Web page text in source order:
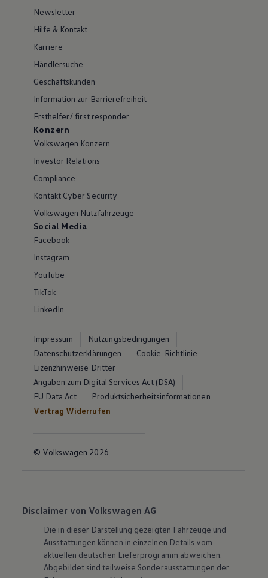
Newsletter
Hilfe & Kontakt
Karriere
Händlersuche
Geschäftskunden
Information zur Barrierefreiheit
Ersthelfer/ first responder
Konzern
Volkswagen Konzern
Investor Relations
Compliance
Kontakt Cyber Security
Volkswagen Nutzfahrzeuge
Social Media
Facebook
Instagram
YouTube
TikTok
LinkedIn
Impressum
Nutzungsbedingungen
Datenschutzerklärungen
Cookie-Richtlinie
Lizenzhinweise Dritter
Angaben zum Digital Services Act (DSA)
EU Data Act
Produktsicherheitsinformationen
Vertrag Widerrufen
© Volkswagen 2026
Disclaimer von Volkswagen AG
Die in dieser Darstellung gezeigten Fahrzeuge und
Ausstattungen können in einzelnen Details vom
aktuellen deutschen Lieferprogramm abweichen.
Abgebildet sind teilweise Sonderausstattungen der
Fahrzeuge gegen Mehrpreis.